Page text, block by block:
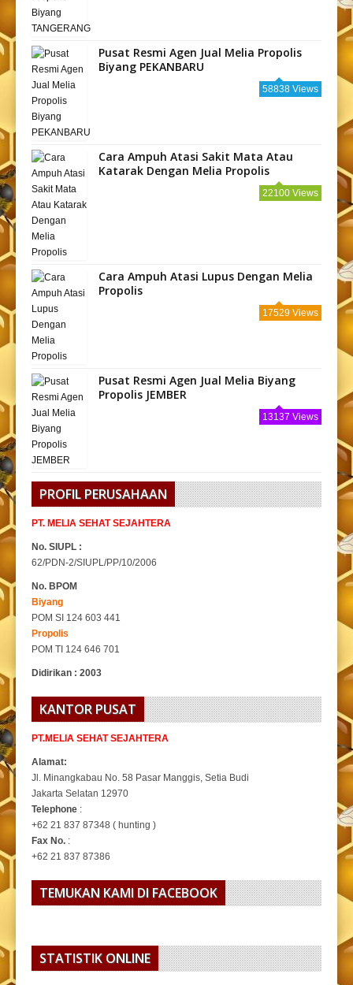
Pusat Resmi Agen Jual Melia Propolis
Biyang PEKANBARU
58838 Views
Cara Ampuh Atasi Sakit Mata Atau
Katarak Dengan Melia Propolis
22100 Views
Cara Ampuh Atasi Lupus Dengan Melia
Propolis
17529 Views
Pusat Resmi Agen Jual Melia Biyang
Propolis JEMBER
13137 Views
PROFIL PERUSAHAAN
PT. MELIA SEHAT SEJAHTERA
No. SIUPL :
62/PDN-2/SIUPL/PP/10/2006
No. BPOM
Biyang
POM SI 124 603 441
Propolis
POM TI 124 646 701
Didirikan : 2003
KANTOR PUSAT
PT.MELIA SEHAT SEJAHTERA
Alamat:
Jl. Minangkabau No. 58 Pasar Manggis, Setia Budi
Jakarta Selatan 12970
Telephone :
+62 21 837 87348 ( hunting )
Fax No. :
+62 21 837 87386
TEMUKAN KAMI DI FACEBOOK
STATISTIK ONLINE